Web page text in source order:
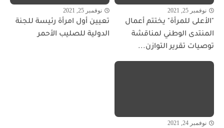
نوفمبر 25, 2021
"الأعلى للمرأة" يختتم أعمال
المنتدى الوطني لمناقشة
توصيات تقرير التوازن...
نوفمبر 25, 2021
تعيين أول امرأة رئيسة للجنة
الدولية للصليب الأحمر
نوفمبر 24, 2021